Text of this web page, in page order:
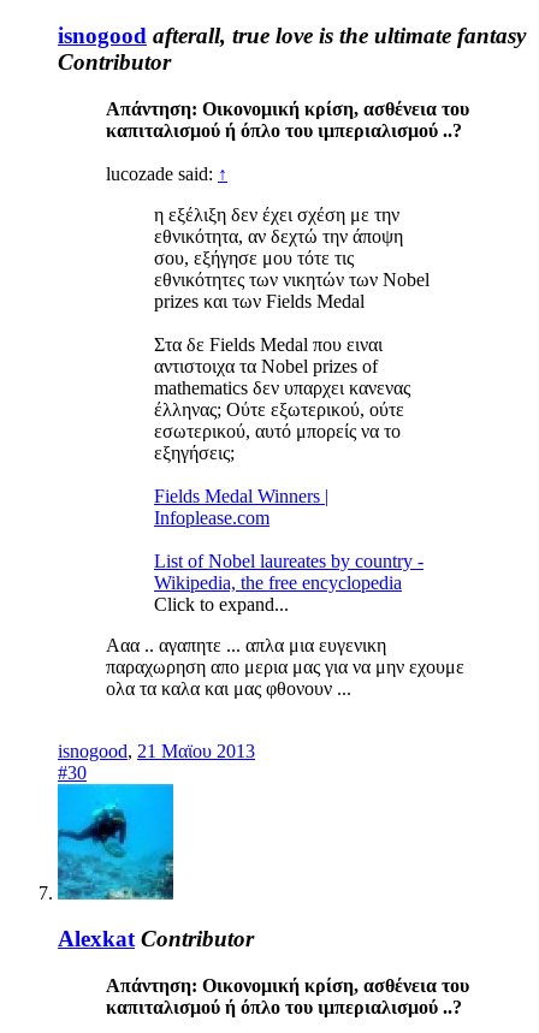
isnogood afterall, true love is the ultimate fantasy
Contributor
Απάντηση: Οικονομική κρίση, ασθένεια του
καπιταλισμού ή όπλο του ιμπεριαλισμού ..?
lucozade said: ↑
η εξέλιξη δεν έχει σχέση με την
εθνικότητα, αν δεχτώ την άποψη
σου, εξήγησε μου τότε τις
εθνικότητες των νικητών των Nobel
prizes και των Fields Medal
Στα δε Fields Medal που ειναι
αντιστοιχα τα Nobel prizes of
mathematics δεν υπαρχει κανενας
έλληνας; Ούτε εξωτερικού, ούτε
εσωτερικού, αυτό μπορείς να το
εξηγήσεις;
Fields Medal Winners |
Infoplease.com
List of Nobel laureates by country -
Wikipedia, the free encyclopedia
Click to expand...
Ααα .. αγαπητε ... απλα μια ευγενικη
παραχωρηση απο μερια μας για να μην εχουμε
ολα τα καλα και μας φθονουν ...
isnogood, 21 Μαϊου 2013
#30
Alexkat Contributor
Απάντηση: Οικονομική κρίση, ασθένεια του
καπιταλισμού ή όπλο του ιμπεριαλισμού ..?